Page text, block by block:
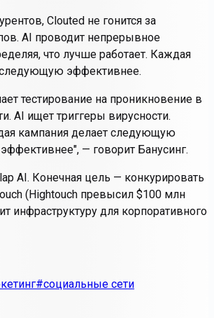
Clouted не гонится за
AI проводит непрерывное
что лучше работает. Каждая
эффективнее.
тестирование на проникновение в
AI ищет триггеры вирусности.
кампания делает следующую
— говорит Банусинг.
AI. Конечная цель — конкурировать
(Hightouch превысил $100 млн
инфраструктуру для корпоративного
#социальные сети